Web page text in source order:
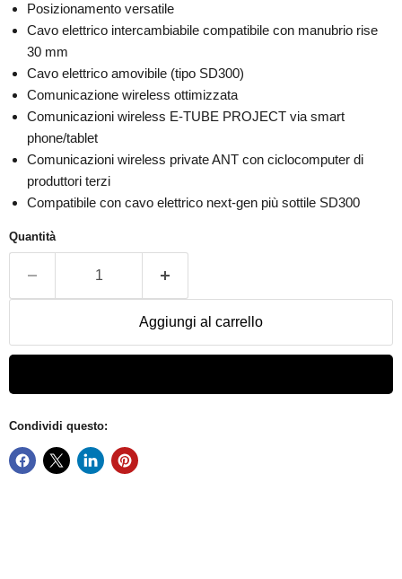
Posizionamento versatile
Cavo elettrico intercambiabile compatibile con manubrio rise
30 mm
Cavo elettrico amovibile (tipo SD300)
Comunicazione wireless ottimizzata
Comunicazioni wireless E-TUBE PROJECT via smart
phone/tablet
Comunicazioni wireless private ANT con ciclocomputer di
produttori terzi
Compatibile con cavo elettrico next-gen più sottile SD300
Quantità
Aggiungi al carrello
Condividi questo: